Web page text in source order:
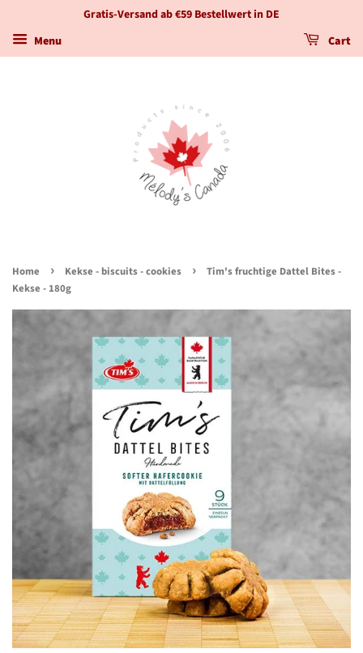
Gratis-Versand ab €59 Bestellwert in DE
Menu
Cart
Home › Kekse - biscuits - cookies ›
Tim's fruchtige Dattel Bites -
Kekse - 180g